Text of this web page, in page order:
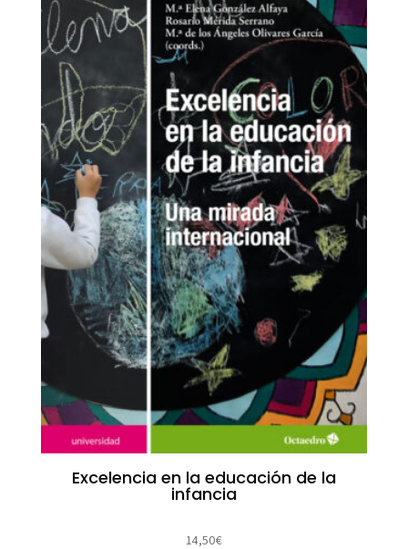
Excelencia en la educación de la
infancia
14,50€